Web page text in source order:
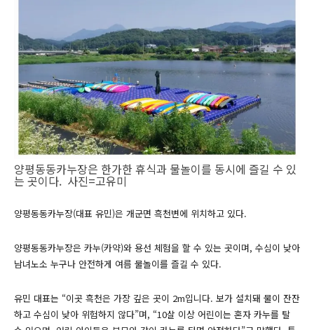
양평동동카누장은 한가한 휴식과 물놀이를 동시에 즐길 수 있
는 곳이다. 사진=고유미
양평동동카누장(대표 유민)은 개군면 흑천변에 위치하고 있다.
양평동동카누장은 카누(카약)와 용선 체험을 할 수 있는 곳이며, 수심이 낮아
남녀노소 누구나 안전하게 여름 물놀이를 즐길 수 있다.
유민 대표는 “이곳 흑천은 가장 깊은 곳이 2m입니다. 보가 설치돼 물이 잔잔
하고 수심이 낮아 위험하지 않다”며, “10살 이상 어린이는 혼자 카누를 탈